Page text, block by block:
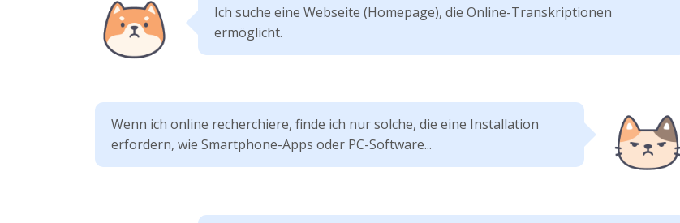
Ich suche eine Webseite (Homepage), die Online-Transkriptionen
ermöglicht.
Wenn ich online recherchiere, finde ich nur solche, die eine Installation
erfordern, wie Smartphone-Apps oder PC-Software...